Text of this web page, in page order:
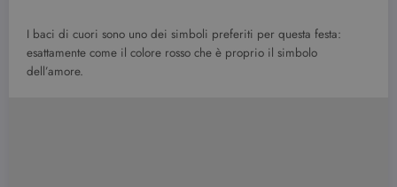
I baci di cuori sono uno dei simboli preferiti per questa festa:
esattamente come il colore rosso che è proprio il simbolo
dell’amore.